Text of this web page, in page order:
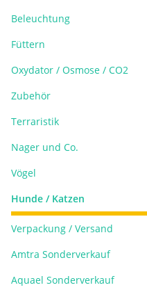
Beleuchtung
Füttern
Oxydator / Osmose / CO2
Zubehör
Terraristik
Nager und Co.
Vögel
Hunde / Katzen
Verpackung / Versand
Amtra Sonderverkauf
Aquael Sonderverkauf